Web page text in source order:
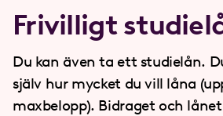
Frivilligt
Du kan även ta ett studielån.
själv hur mycket du vill låna
maxbelopp). Bidraget och